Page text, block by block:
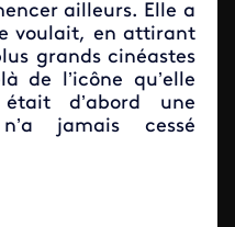
ailleurs. Elle a
voulait, en attirant
grands cinéastes
de l’icône qu’elle
d’abord une
jamais cessé